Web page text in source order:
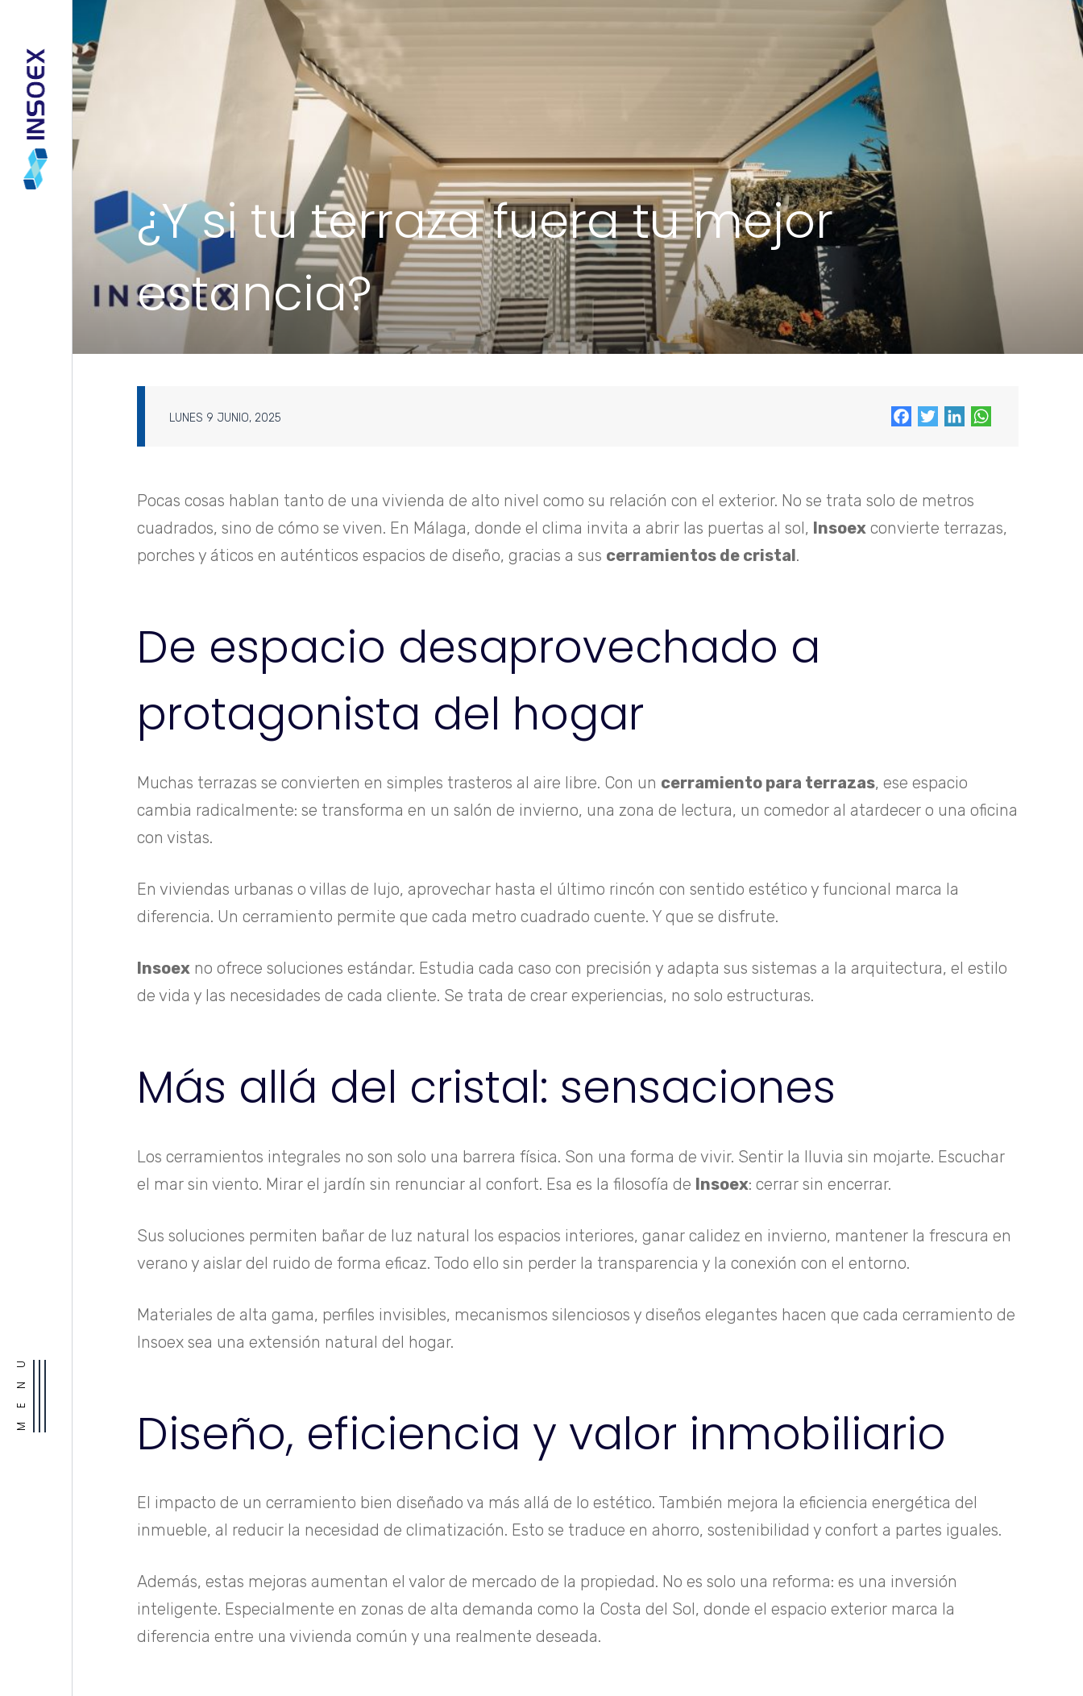
MENU
¿Y si tu terraza fuera tu mejor
estancia?
LUNES 9 JUNIO, 2025 FacebookTwitterLinkedIn
Pocas cosas hablan tanto de una vivienda de alto nivel como su relación con el exterior. No se trata solo de metros
cuadrados, sino de cómo se viven. En Málaga, donde el clima invita a abrir las puertas al sol, Insoex convierte terrazas,
porches y áticos en auténticos espacios de diseño, gracias a sus cerramientos de cristal.
De espacio desaprovechado a
protagonista del hogar
Muchas terrazas se convierten en simples trasteros al aire libre. Con un cerramiento para terrazas, ese espacio
cambia radicalmente: se transforma en un salón de invierno, una zona de lectura, un comedor al atardecer o una oficina
con vistas.
En viviendas urbanas o villas de lujo, aprovechar hasta el último rincón con sentido estético y funcional marca la
diferencia. Un cerramiento permite que cada metro cuadrado cuente. Y que se disfrute.
Insoex no ofrece soluciones estándar. Estudia cada caso con precisión y adapta sus sistemas a la arquitectura, el estilo
de vida y las necesidades de cada cliente. Se trata de crear experiencias, no solo estructuras.
Más allá del cristal: sensaciones
Los cerramientos integrales no son solo una barrera física. Son una forma de vivir. Sentir la lluvia sin mojarte. Escuchar
el mar sin viento. Mirar el jardín sin renunciar al confort. Esa es la filosofía de Insoex: cerrar sin encerrar.
Sus soluciones permiten bañar de luz natural los espacios interiores, ganar calidez en invierno, mantener la frescura en
verano y aislar del ruido de forma eficaz. Todo ello sin perder la transparencia y la conexión con el entorno.
Materiales de alta gama, perfiles invisibles, mecanismos silenciosos y diseños elegantes hacen que cada cerramiento de
Insoex sea una extensión natural del hogar.
Diseño, eficiencia y valor inmobiliario
El impacto de un cerramiento bien diseñado va más allá de lo estético. También mejora la eficiencia energética del
inmueble, al reducir la necesidad de climatización. Esto se traduce en ahorro, sostenibilidad y confort a partes iguales.
Además, estas mejoras aumentan el valor de mercado de la propiedad. No es solo una reforma: es una inversión
inteligente. Especialmente en zonas de alta demanda como la Costa del Sol, donde el espacio exterior marca la
diferencia entre una vivienda común y una realmente deseada.